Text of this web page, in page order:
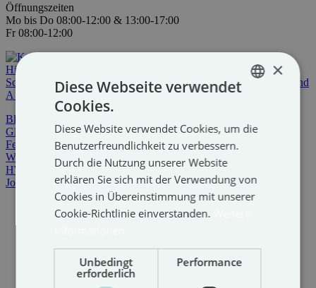
Öffnungszeiten
Mo bis Do 08:00-12:00 & 13:00-17:00
Fr 08:00-12:00
Blog
Glossar
Fernwartung
Webmail
HWM Cloud
Jobs
ENGLISH
×
Diese Webseite verwendet
Cookies.
Diese Website verwendet Cookies, um die
Benutzerfreundlichkeit zu verbessern.
Durch die Nutzung unserer Website
erklären Sie sich mit der Verwendung von
Cookies in Übereinstimmung mit unserer
Cookie-Richtlinie einverstanden.
Unbedingt
erforderlich
Performance